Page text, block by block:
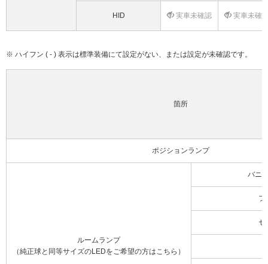
HID 実車未確認 実車未確
※ ハイフン ( - ) 表示は標準装備にて設定がない、または設定が未確認です。
箇所
ポジションランプ
ルームランプ
（純正球と同等サイズのLEDをご希望の方はこちら）
バニ
フ
セ